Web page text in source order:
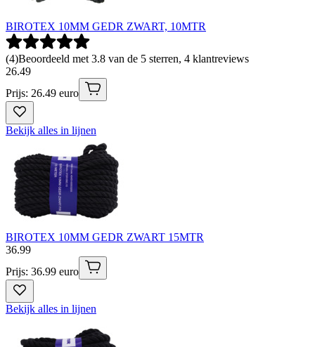
BIROTEX 10MM GEDR ZWART, 10MTR
(4)Beoordeeld met 3.8 van de 5 sterren, 4 klantreviews
26.49
Prijs: 26.49 euro
Bekijk alles in lijnen
BIROTEX 10MM GEDR ZWART 15MTR
36.99
Prijs: 36.99 euro
Bekijk alles in lijnen